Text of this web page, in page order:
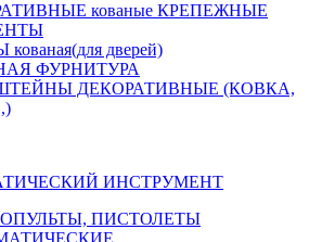
кованые КРЕПЕЖНЫЕ
дверей)
ФУРНИТУРА
ДЕКОРАТИВНЫЕ (КОВКА,
ИНСТРУМЕНТ
ПИСТОЛЕТЫ